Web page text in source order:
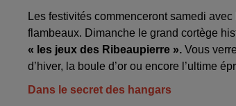
Les festivités commenceront samedi
flambeaux. Dimanche le grand cortège
« les jeux des Ribeaupierre ». Vous
d’hiver, la boule d’or ou encore l’ultime
Dans le secret des hangars